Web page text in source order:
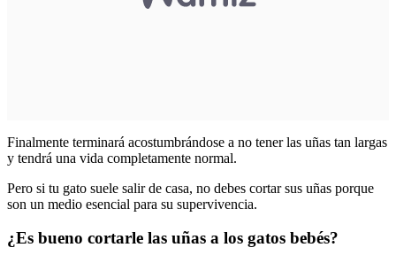
Finalmente terminará acostumbrándose a no tener las uñas tan largas
y tendrá una vida completamente normal.
Pero si tu gato suele salir de casa, no debes cortar sus uñas porque
son un medio esencial para su supervivencia.
¿Es bueno cortarle las uñas a los gatos bebés?